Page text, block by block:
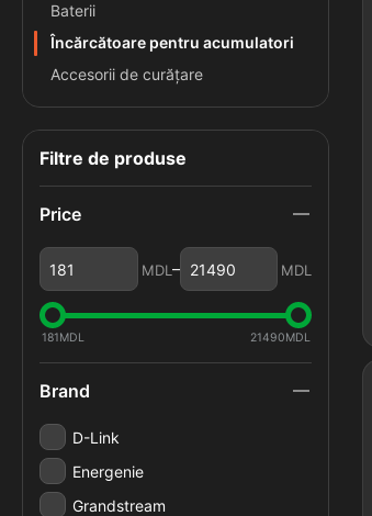
Baterii
Încărcătoare pentru acumulatori
Accesorii de curățare
Filtre de produse
Price
MDL – MDL
181MDL 21490MDL
Brand
D-Link
Energenie
Grandstream